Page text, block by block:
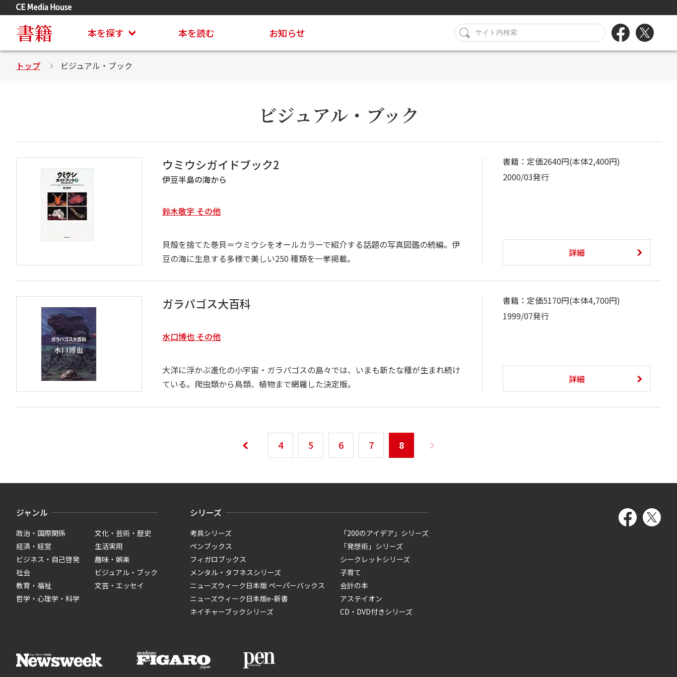
書籍 本を探す 本を読む お知らせ
トップ ビジュアル・ブック
ビジュアル・ブック
ウミウシガイドブック2
伊豆半島の海から
鈴木敬宇 その他
貝殻を捨てた巻貝＝ウミウシをオールカラーで紹介する話題の写真図鑑の続編。伊
豆の海に生息する多様で美しい250 種類を一挙掲載。
書籍：定価2640円(本体2,400円)
2000/03発行
詳細
ガラパゴス大百科
水口博也 その他
大洋に浮かぶ進化の小宇宙・ガラパゴスの島々では、いまも新たな種が生まれ続け
ている。爬虫類から鳥類、植物まで網羅した決定版。
書籍：定価5170円(本体4,700円)
1999/07発行
詳細
4 5 6 7 8
ジャンル
政治・国際関係
経済・経営
ビジネス・自己啓発
社会
教育・福祉
哲学・心理学・科学
文化・芸術・歴史
生活実用
趣味・娯楽
ビジュアル・ブック
文芸・エッセイ
シリーズ
考具シリーズ
ペンブックス
フィガロブックス
メンタル・タフネスシリーズ
ニューズウィーク日本版 ペーパーバックス
ニューズウィーク日本版e-新書
ネイチャーブックシリーズ
「200のアイデア」シリーズ
「発想術」シリーズ
シークレットシリーズ
子育て
会計の本
アステイオン
CD・DVD付きシリーズ